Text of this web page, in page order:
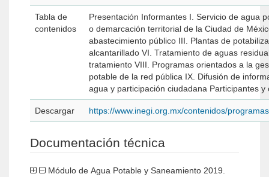
Tabla de
contenidos
Presentación Informantes I. Servicio de agua potable de la red pública en el municipio
o demarcación territorial de la Ciudad de
abastecimiento público III. Plantas de potabilización
alcantarillado VI. Tratamiento de aguas residuales VII. Aguas residuales sin
tratamiento VIII. Programas orientados a la
potable de la red pública IX. Difusión de
Descargar https://www.inegi.org.mx/contenidos/
Documentación técnica